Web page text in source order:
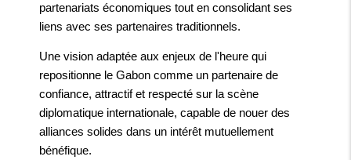
partenariats économiques tout en consolidant ses
liens avec ses partenaires traditionnels.
Une vision adaptée aux enjeux de l'heure qui
repositionne le Gabon comme un partenaire de
confiance, attractif et respecté sur la scène
diplomatique internationale, capable de nouer des
alliances solides dans un intérêt mutuellement
bénéfique.